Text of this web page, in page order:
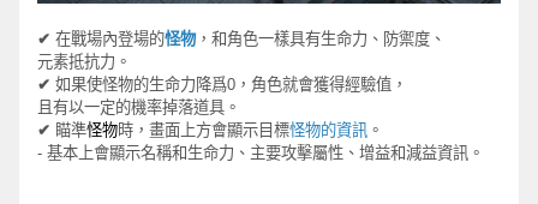
✔ 在戰場內登場的怪物，和角色一樣具有生命力、防禦度、
元素抵抗力。
✔ 如果使怪物的生命力降爲0 ，角色就會獲得經驗值 ，
且有以一定的機率掉落道具。
✔ 瞄準怪物時， 畫面上方會顯示目標怪物的資訊 。
- 基本上會顯示名稱和生命力、主要攻擊屬性、增益和減益資訊 。